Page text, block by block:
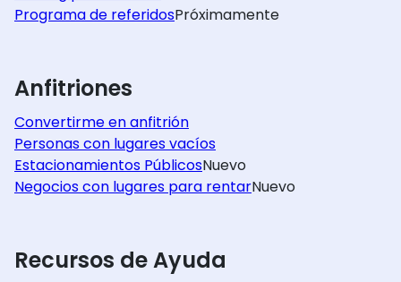
Programa de referidosPróximamente
Anfitriones
Convertirme en anfitrión
Personas con lugares vacíos
Estacionamientos PúblicosNuevo
Negocios con lugares para rentarNuevo
Recursos de Ayuda